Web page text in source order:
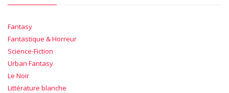
Fantasy
Fantastique & Horreur
Science-Fiction
Urban Fantasy
Le Noir
Littérature blanche